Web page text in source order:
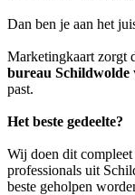
Dan ben je aan het
Marketingkaart zorgt
bureau Schildwolde
past.
Het beste gedeelte?
Wij doen dit
professionals uit
beste geholpen